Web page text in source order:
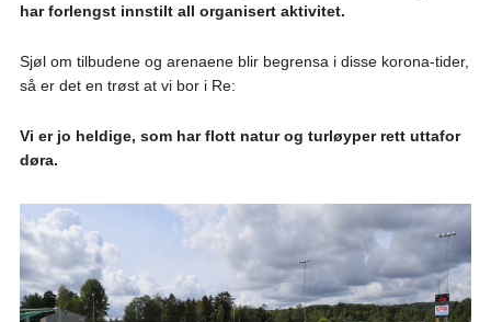
har forlengst innstilt all organisert aktivitet.
Sjøl om tilbudene og arenaene blir begrensa i disse korona-tider,
så er det en trøst at vi bor i Re:
Vi er jo heldige, som har flott natur og turløyper rett uttafor
døra.